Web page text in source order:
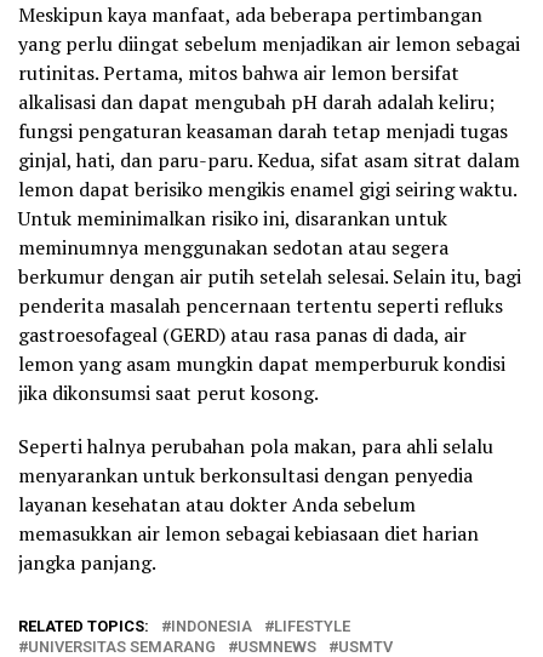
Meskipun kaya manfaat, ada beberapa pertimbangan
yang perlu diingat sebelum menjadikan air lemon sebagai
rutinitas. Pertama, mitos bahwa air lemon bersifat
alkalisasi dan dapat mengubah pH darah adalah keliru;
fungsi pengaturan keasaman darah tetap menjadi tugas
ginjal, hati, dan paru-paru. Kedua, sifat asam sitrat dalam
lemon dapat berisiko mengikis enamel gigi seiring waktu.
Untuk meminimalkan risiko ini, disarankan untuk
meminumnya menggunakan sedotan atau segera
berkumur dengan air putih setelah selesai. Selain itu, bagi
penderita masalah pencernaan tertentu seperti refluks
gastroesofageal (GERD) atau rasa panas di dada, air
lemon yang asam mungkin dapat memperburuk kondisi
jika dikonsumsi saat perut kosong.
Seperti halnya perubahan pola makan, para ahli selalu
menyarankan untuk berkonsultasi dengan penyedia
layanan kesehatan atau dokter Anda sebelum
memasukkan air lemon sebagai kebiasaan diet harian
jangka panjang.
RELATED TOPICS: INDONESIA
LIFESTYLE
UNIVERSITAS SEMARANG
USMNEWS USMTV